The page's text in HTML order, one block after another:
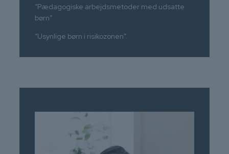
“Pædagogiske arbejdsmetoder med udsatte
børn”
“Usynlige børn i risikozonen”.